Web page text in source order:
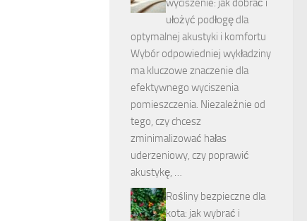
wyciszenie: jak dobrać i
ułożyć podłogę dla
optymalnej akustyki i komfortu
Wybór odpowiedniej wykładziny
ma kluczowe znaczenie dla
efektywnego wyciszenia
pomieszczenia. Niezależnie od
tego, czy chcesz
zminimalizować hałas
uderzeniowy, czy poprawić
akustykę, …
Rośliny bezpieczne dla
kota: jak wybrać i